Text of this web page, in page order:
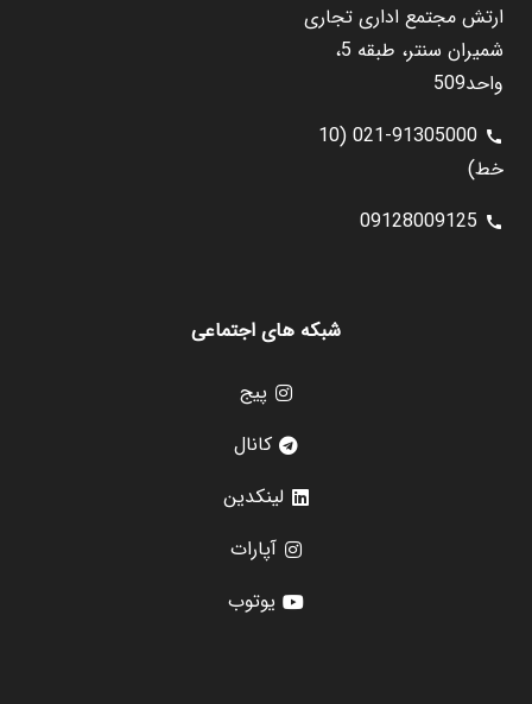
ارتش مجتمع اداری تجاری
شمیران سنتر، طبقه 5،
واحد509
call
021-91305000 (10
خط)
call
09128009125
شبکه های اجتماعی
پیج
کانال
لینکدین
آپارات
یوتوب